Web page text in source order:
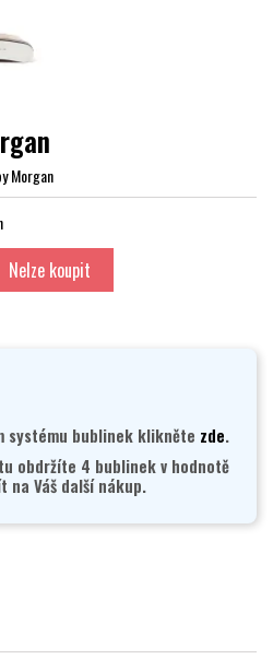
Morgan
Nelze koupit
systému bublinek klikněte zde.
obdržíte 4 bublinek v hodnotě
na Váš další nákup.